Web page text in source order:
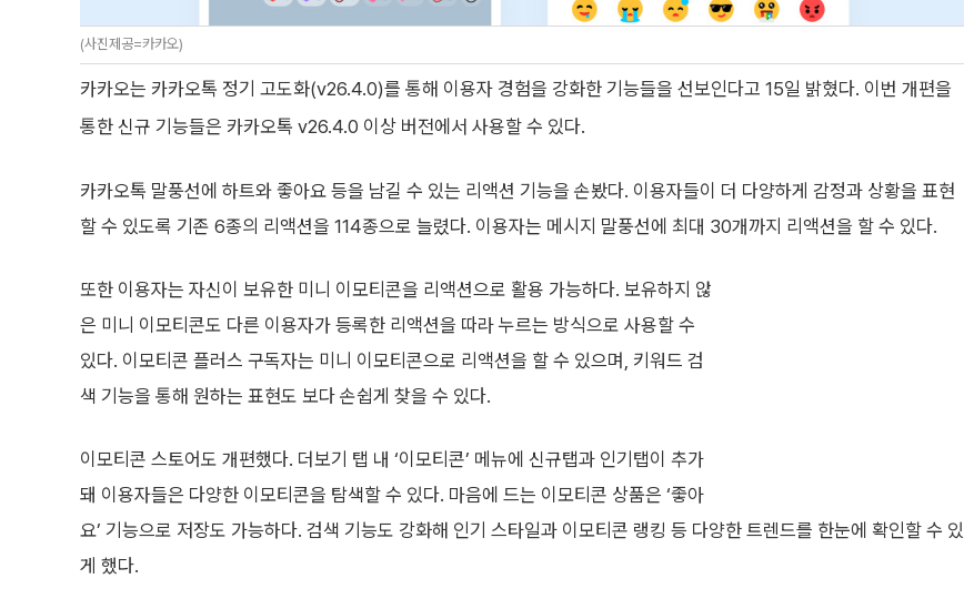
(사진제공=카카오)
카카오는 카카오톡 정기 고도화(v26.4.0)를 통해 이용자 경험을 강화한 기능들을 선보인다고 15일 밝혔다. 이번 개편을
통한 신규 기능들은 카카오톡 v26.4.0 이상 버전에서 사용할 수 있다.
카카오톡 말풍선에 하트와 좋아요 등을 남길 수 있는 리액션 기능을 손봤다. 이용자들이 더 다양하게 감정과 상황을 표현
할 수 있도록 기존 6종의 리액션을 114종으로 늘렸다. 이용자는 메시지 말풍선에 최대 30개까지 리액션을 할 수 있다.
또한 이용자는 자신이 보유한 미니 이모티콘을 리액션으로 활용 가능하다. 보유하지 않
은 미니 이모티콘도 다른 이용자가 등록한 리액션을 따라 누르는 방식으로 사용할 수
있다. 이모티콘 플러스 구독자는 미니 이모티콘으로 리액션을 할 수 있으며, 키워드 검
색 기능을 통해 원하는 표현도 보다 손쉽게 찾을 수 있다.
이모티콘 스토어도 개편했다. 더보기 탭 내 ‘이모티콘’ 메뉴에 신규탭과 인기탭이 추가
돼 이용자들은 다양한 이모티콘을 탐색할 수 있다. 마음에 드는 이모티콘 상품은 ‘좋아
요’ 기능으로 저장도 가능하다. 검색 기능도 강화해 인기 스타일과 이모티콘 랭킹 등 다양한 트렌드를 한눈에 확인할 수 있
게 했다.